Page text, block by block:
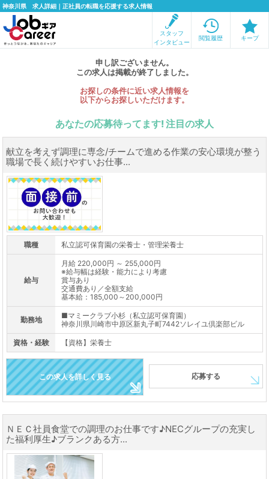
神奈川県 求人詳細｜正社員の転職を応援する求人情報
スタッフ
インタビュー
閲覧履歴 キープ
申し訳ございません。
この求人は掲載が終了しました。
お探しの条件に近い求人情報を
以下からお探しいただけます。
あなたの応募待ってます! 注目の求人
献立を考えず調理に専念/チームで進める作業の安心環境が整う
職場で長く続けやすいお仕事...
職種 私立認可保育園の栄養士・管理栄養士
給与
月給 220,000円 ～ 255,000円
※給与幅は経験・能力により考慮
賞与あり
交通費あり／全額支給
基本給：185,000～200,000円
勤務地
■マミークラブ小杉（私立認可保育園）
神奈川県川崎市中原区新丸子町7442ソレイユ倶楽部ビル
資格・経験 【資格】栄養士
この求人を詳しく見る 応募する
ＮＥＣ社員食堂での調理のお仕事です♪NECグループの充実し
た福利厚生♪ブランクある方...